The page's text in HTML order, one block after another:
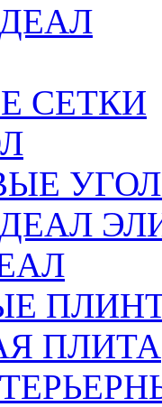
СЕТКИ
ПЛИТА